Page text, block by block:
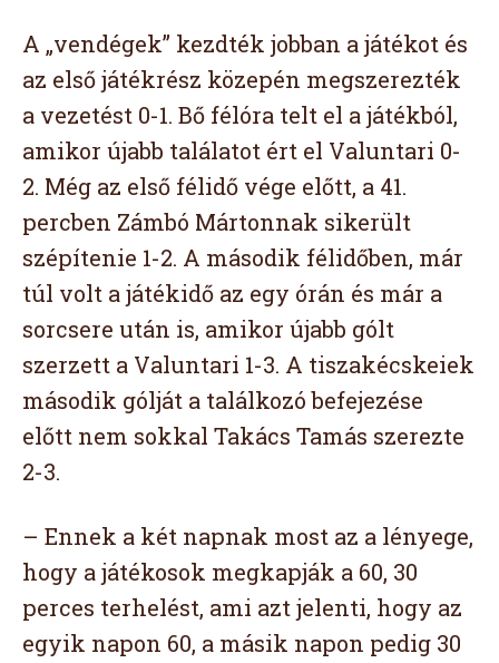
A „vendégek” kezdték jobban a játékot és
az első játékrész közepén megszerezték
a vezetést 0-1. Bő félóra telt el a játékból,
amikor újabb találatot ért el Valuntari 0-
2. Még az első félidő vége előtt, a 41.
percben Zámbó Mártonnak sikerült
szépítenie 1-2. A második félidőben, már
túl volt a játékidő az egy órán és már a
sorcsere után is, amikor újabb gólt
szerzett a Valuntari 1-3. A tiszakécskeiek
második gólját a találkozó befejezése
előtt nem sokkal Takács Tamás szerezte
2-3.
– Ennek a két napnak most az a lényege,
hogy a játékosok megkapják a 60, 30
perces terhelést, ami azt jelenti, hogy az
egyik napon 60, a másik napon pedig 30